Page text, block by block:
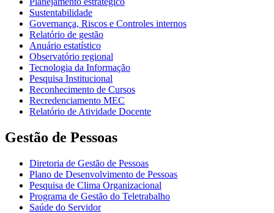
Sustentabilidade
Governança, Riscos e Controles internos
Relatório de gestão
Anuário estatístico
Observatório regional
Tecnologia da Informação
Pesquisa Institucional
Reconhecimento de Cursos
Recredenciamento MEC
Relatório de Atividade Docente
Gestão de Pessoas
Diretoria de Gestão de Pessoas
Plano de Desenvolvimento de Pessoas
Pesquisa de Clima Organizacional
Programa de Gestão do Teletrabalho
Saúde do Servidor